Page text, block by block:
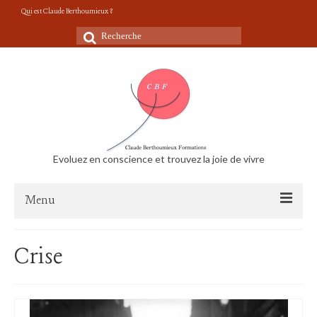
Qui est Claude Berthoumieux ?
Rechercher
:
Evoluez en conscience et trouvez la joie de vivre
Menu
Le travail m’épuise, suis-je menacé de burnout?
Crise